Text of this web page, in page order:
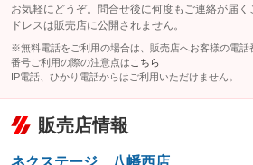
レンタカーアップ
：装備なし 展
：
：装備あり
ローダウン
：装備なし ラ
：
パワーシート
：装備なし 3列
：
ベンチシート
：装備なし ：装
：装備なし
お気軽にどうぞ。問合せ後に何度もご連絡が届
ドレスは販売店に公開されません。
※無料電話をご利用の場合は、販売店へお客様の電話
番号ご利用の際の注意点は こちら
IP電話、ひかり電話からはご利用いただけません。
販売店情報
ネクステージ 八幡西店